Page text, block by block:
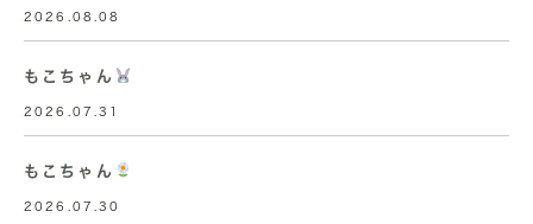
2026.08.08
もこちゃん
2026.07.31
もこちゃん
2026.07.30